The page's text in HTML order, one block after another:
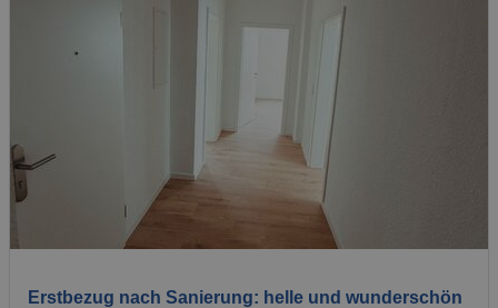
Erstbezug nach Sanierung: helle und wunderschön